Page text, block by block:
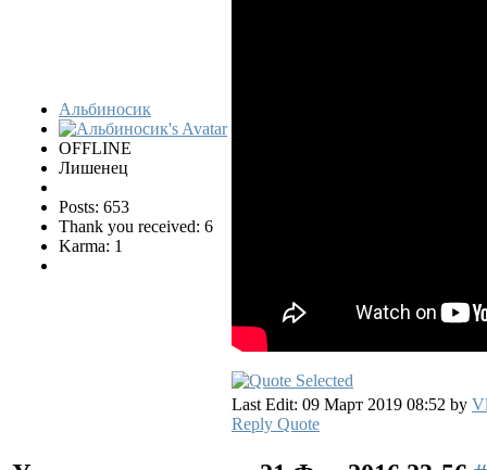
Альбиносик
OFFLINE
Лишенец
Posts: 653
Thank you received: 6
Karma: 1
Last Edit: 09 Март 2019 08:52 by
Reply Quote